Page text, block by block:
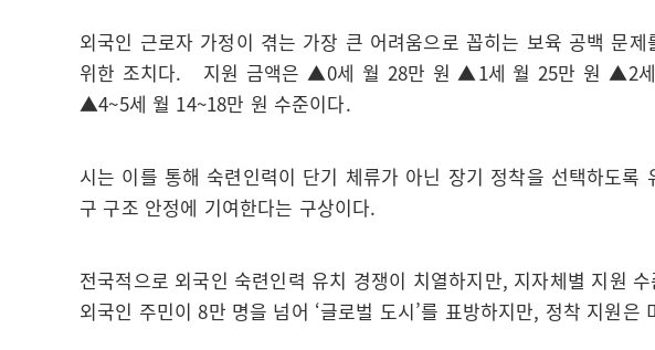
외국인 근로자 가정이 겪는 가장 큰 어려움으로 꼽히는 보육 공백 문
위한 조치다. 지원 금액은 ▲0세 월 28만 원 ▲1세 월 25만 원 ▲2
▲4~5세 월 14~18만 원 수준이다.
시는 이를 통해 숙련인력이 단기 체류가 아닌 장기 정착을 선택하도록
구 구조 안정에 기여한다는 구상이다.
전국적으로 외국인 숙련인력 유치 경쟁이 치열하지만, 지자체별 지원
외국인 주민이 8만 명을 넘어 ‘글로벌 도시’를 표방하지만, 정착 지원은